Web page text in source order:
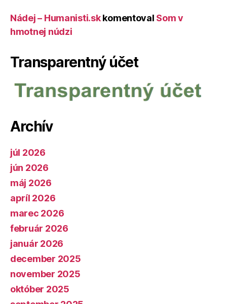
Nádej – Humanisti.skkomentoval Som v
hmotnej núdzi
Transparentný účet
Archív
júl 2026
jún 2026
máj 2026
apríl 2026
marec 2026
február 2026
január 2026
december 2025
november 2025
október 2025